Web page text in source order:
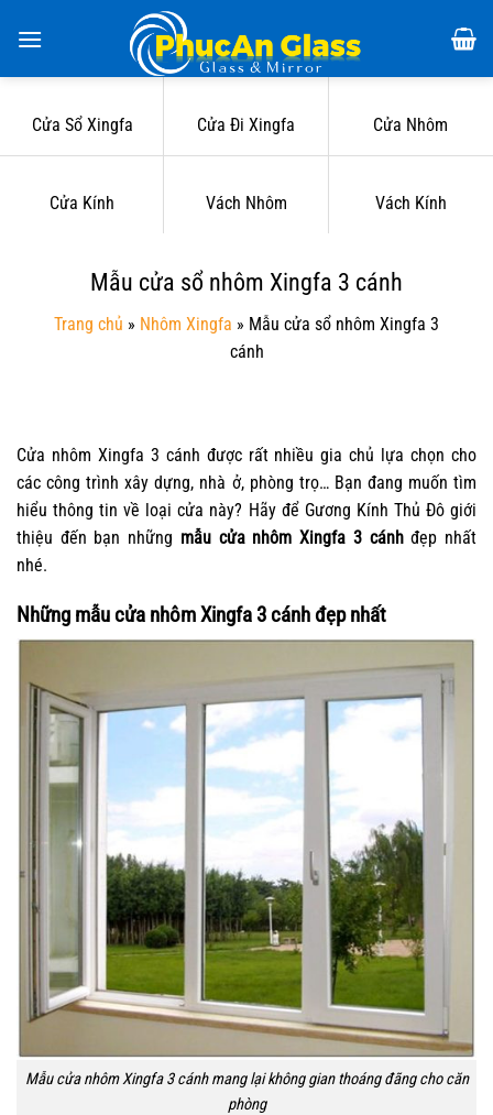
đến
Cửa Sổ Xingfa
Cửa Đi Xingfa Cửa Nhôm
Cửa Kính Vách Nhôm Vách Kính
Mẫu cửa sổ nhôm Xingfa 3 cánh
Trang chủ » Nhôm Xingfa » Mẫu cửa sổ nhôm Xingfa 3
cánh
Cửa nhôm Xingfa 3 cánh được rất nhiều gia chủ lựa chọn cho
các công trình xây dựng, nhà ở, phòng trọ… Bạn đang muốn tìm
hiểu thông tin về loại cửa này? Hãy để Gương Kính Thủ Đô giới
thiệu đến bạn những mẫu cửa nhôm Xingfa 3 cánhđẹp nhất
nhé.
Những mẫu cửa nhôm Xingfa 3 cánh đẹp nhất
Mẫu cửa nhôm Xingfa 3 cánh mang lại không gian thoáng đãng cho căn
phòng